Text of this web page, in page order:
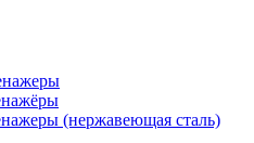
(нержавеющая сталь)